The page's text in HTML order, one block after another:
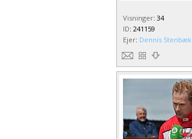
Visninger: 34
ID: 241159
Ejer: Dennis Stenbæk